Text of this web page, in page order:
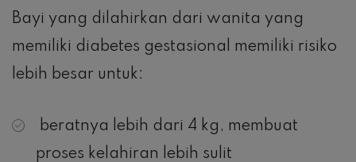
Bayi yang dilahirkan dari wanita yang
memiliki diabetes gestasional memiliki risiko
lebih besar untuk:
beratnya lebih dari 4 kg, membuat
proses kelahiran lebih sulit